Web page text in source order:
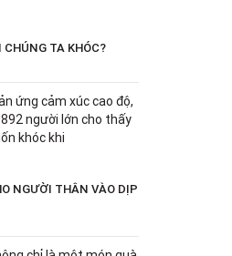
TA KHÓC?
ứng cảm xúc cao độ,
người lớn cho thấy
khóc khi
NGƯỜI THÂN VÀO DỊP